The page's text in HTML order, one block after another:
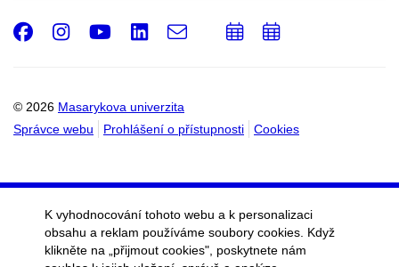
© 2026 Masarykova univerzita
Správce webu
Prohlášení o přístupnosti Cookies
Facebook
Instagram
Youtube
LinkedIn
e-
PřidatPřidat
K vyhodnocování tohoto webu a k personalizaci
obsahu a reklam používáme soubory cookies. Když
klikněte na „přijmout cookies", poskytnete nám